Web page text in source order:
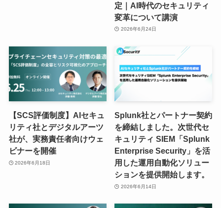
定｜AI時代のセキュリティ
変革について講演
2026年6月24日
【SCS評価制度】AIセキュ
リティ社とデジタルアーツ
社が、実務責任者向けウェ
ビナーを開催
2026年6月18日
Splunk社とパートナー契約
を締結しました。次世代セ
キュリティ SIEM「Splunk
Enterprise Security」を活
用した運用自動化ソリュー
ションを提供開始します。
2026年6月14日